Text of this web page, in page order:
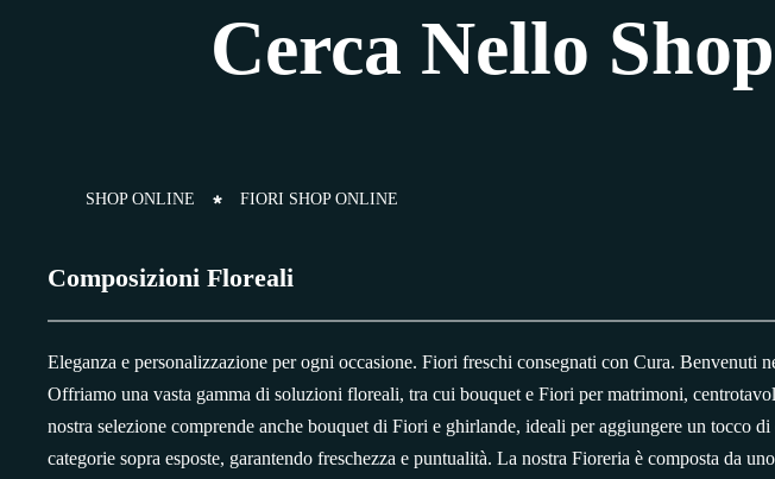
Cerca Nello Shop
SHOP ONLINE FIORI SHOP ONLINE
Composizioni Floreali
Eleganza e personalizzazione per ogni occasione. Fiori freschi consegnati con Cura.
Offriamo una vasta gamma di soluzioni floreali, tra cui bouquet e Fiori per matrimoni,
nostra selezione comprende anche bouquet di Fiori e ghirlande, ideali per aggiungere un tocco
categorie sopra esposte, garantendo freschezza e puntualità. La nostra Fioreria è composta da